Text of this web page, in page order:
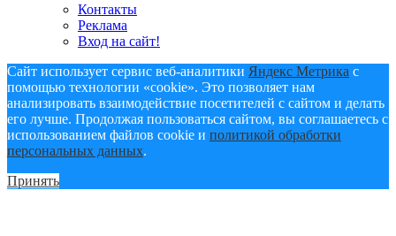
Контакты
Реклама
Вход на сайт!
Сайт использует сервис веб-аналитики Яндекс Метрика с
помощью технологии «cookie». Это позволяет нам
анализировать взаимодействие посетителей с сайтом и делать
его лучше. Продолжая пользоваться сайтом, вы соглашаетесь с
использованием файлов cookie и политикой обработки
персональных данных.
Принять